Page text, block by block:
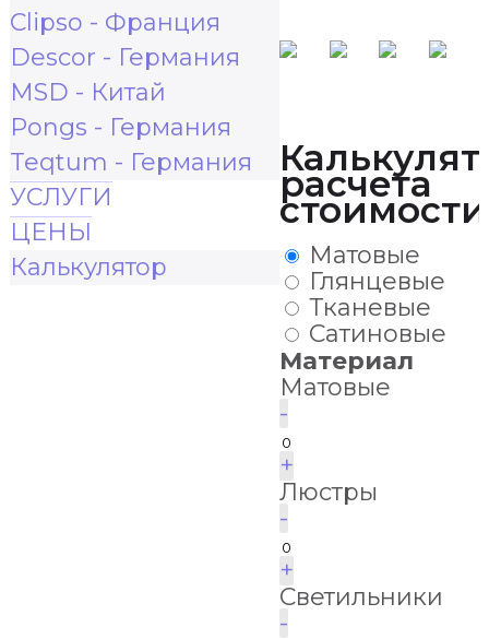
Clipso - Франция
Descor - Германия
MSD - Китай
Pongs - Германия
Teqtum - Германия
УСЛУГИ
ЦЕНЫ
Калькулятор
расчета
стоимости
Матовые
Глянцевые
Тканевые
Сатиновые
Материал
Матовые
-
+
Люстры
-
+
Светильники
-